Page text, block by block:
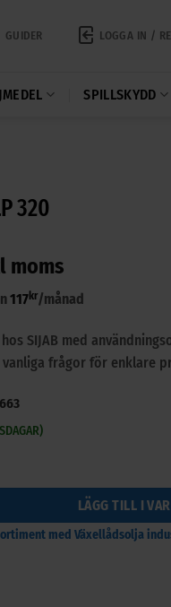
GUIDER LOGGA IN /
SPILLSKYDD
320
moms
117 kr/månad
hos SIJAB med
frågor för enklare
LÄGG TILL I
med Växellådsolja